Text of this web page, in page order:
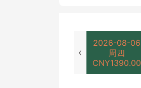
‹
2026-08-06
周四
CNY1390.00